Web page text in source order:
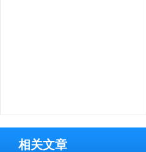
相关文章